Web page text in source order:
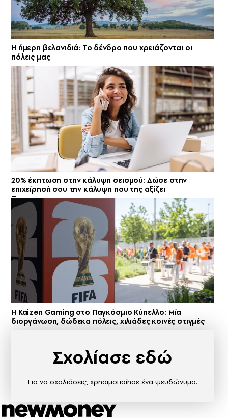
Η ήμερη βελανιδιά: Το δένδρο που χρειάζονται οι
πόλεις μας
20% έκπτωση στην κάλυψη σεισμού: Δώσε στην
επιχείρησή σου την κάλυψη που της αξίζει
H Kaizen Gaming στο Παγκόσμιο Kύπελλο: Μία
διοργάνωση, δώδεκα πόλεις, χιλιάδες κοινές στιγμές
Σχολίασε εδώ
Για να σχολιάσεις, χρησιμοποίησε ένα ψευδώνυμο.